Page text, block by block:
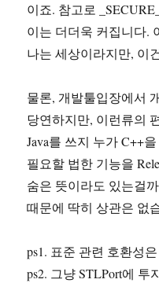
이죠. 참고로
이는 더더욱 커집니다.
나는 세상이라지만, 이
물론, 개발툴입장에서
당연하지만, 이런류의
Java를 쓰지 누가 C++
필요할 법한 기능을
숨은 뜻이라도 있는걸
때문에 딱히 상관은 없
ps1. 표준 관련 호환성
ps2. 그냥 STLPort에